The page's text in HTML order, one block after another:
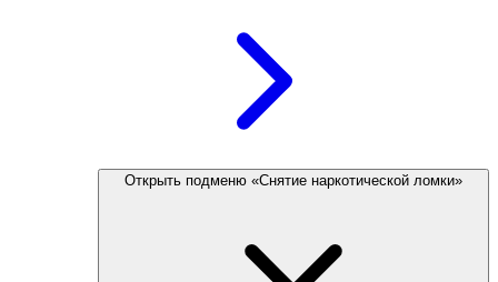
Открыть подменю «Снятие наркотической ломки»